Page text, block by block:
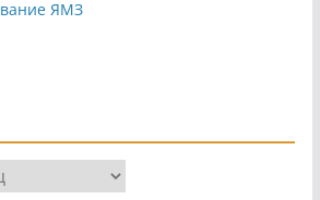
ЯМЗ